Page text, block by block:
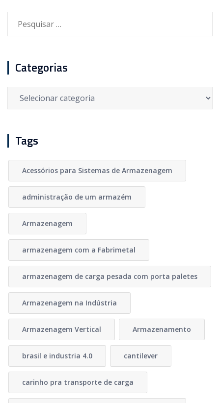
Categorias
Categorias
Tags
Acessórios para Sistemas de Armazenagem
administração de um armazém
Armazenagem
armazenagem com a Fabrimetal
armazenagem de carga pesada com porta paletes
Armazenagem na Indústria
Armazenagem Vertical Armazenamento
brasil e industria 4.0 cantilever
carinho pra transporte de carga